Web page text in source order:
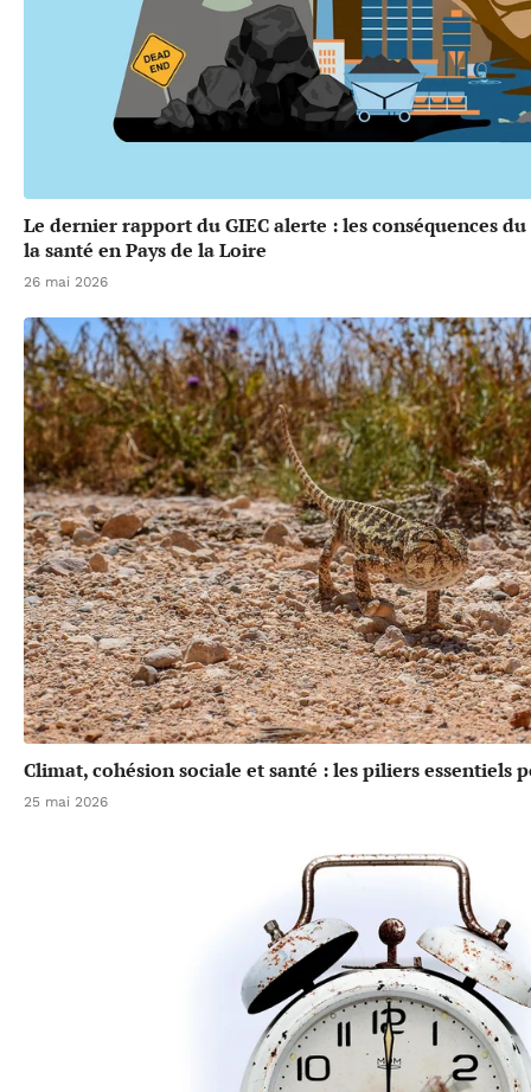
Le dernier rapport du GIEC alerte : les conséquences
la santé en Pays de la Loire
26 mai 2026
Climat, cohésion sociale et santé : les piliers essentiels
25 mai 2026